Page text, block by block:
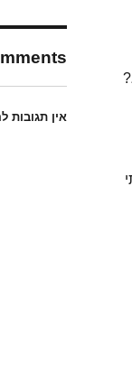
אין תגובות